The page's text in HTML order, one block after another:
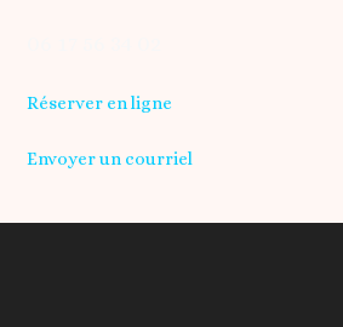
Réserver en ligne
Envoyer un courriel